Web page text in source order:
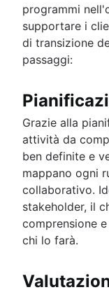
programmi
supportare i
di transizione
passaggi:
Grazie alla
attività da
ben definite e
mappano ogni
collaborativo.
stakeholder, il
comprensione
chi lo farà.